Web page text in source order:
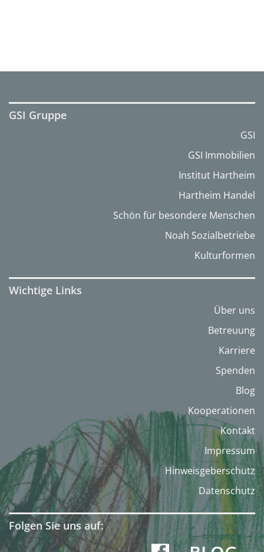
GSI Gruppe
GSI
GSI Immobilien
Institut Hartheim
Hartheim Handel
Schön für besondere Menschen
Noah Sozialbetriebe
Kulturformen
Wichtige Links
Über uns
Betreuung
Karriere
Spenden
Blog
Kooperationen
Kontakt
Impressum
Hinweisgeberschutz
Datenschutz
Folgen Sie uns auf: